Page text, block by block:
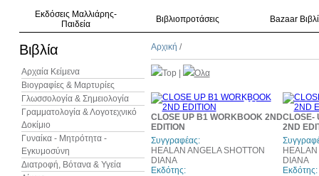
Εκδόσεις Μαλλιάρης-
Παιδεία
Βιβλιοπροτάσεις Bazaar
Βιβλία
Αρχαία Κείμενα
Βιογραφίες & Μαρτυρίες
Γλωσσολογία & Σημειολογία
Γραμματολογία & Λογοτεχνικό
Δοκίμιο
Γυναίκα - Μητρότητα -
Εγκυμοσύνη
Διατροφή, Βότανα & Υγεία
Αρχική /
Top Όλα
7%
CLOSE UP B1 WORKBOOK 2ND
EDITION
Συγγραφέας:
HEALAN ANGELA SHOTTON
DIANA
Εκδότης:
CLOSE-
2ND
DIANA
Εκδότης: